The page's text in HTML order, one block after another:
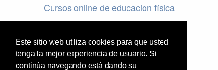
Este sitio web utiliza cookies para que usted
tenga la mejor experiencia de usuario. Si
continúa navegando está dando su
Cursos online de educación física
Evaluación en educación física